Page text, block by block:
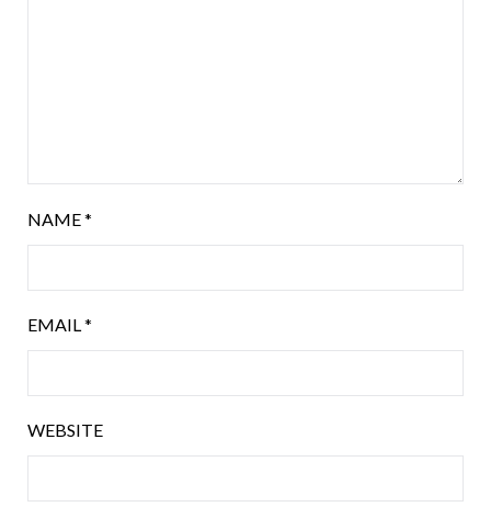
NAME*
EMAIL*
WEBSITE